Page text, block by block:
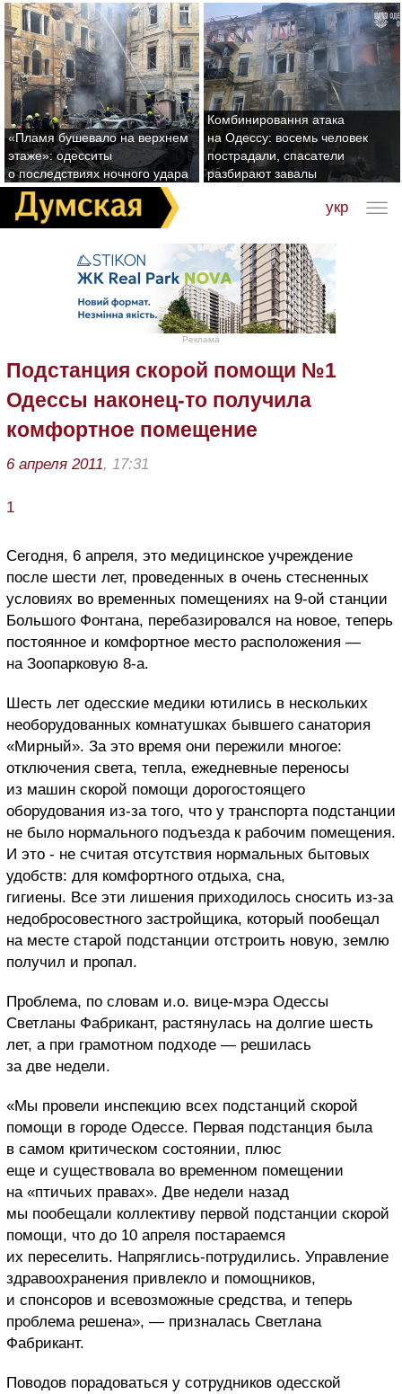
«Пламя бушевало на верхнем
этаже»: одесситы
о последствиях ночного удара
Комбинировання атака
на Одессу: восемь человек
пострадали, спасатели
разбирают завалы
укр
Реклама
Подстанция скорой помощи №1
Одессы наконец-то получила
комфортное помещение
6 апреля 2011, 17:31
1
Сегодня, 6 апреля, это медицинское учреждение
после шести лет, проведенных в очень стесненных
условиях во временных помещениях на 9-ой станции
Большого Фонтана, перебазировался на новое, теперь
постоянное и комфортное место расположения —
на Зоопарковую 8-а.
Шесть лет одесские медики ютились в нескольких
необорудованных комнатушках бывшего санатория
«Мирный». За это время они пережили многое:
отключения света, тепла, ежедневные переносы
из машин скорой помощи дорогостоящего
оборудования из-за того, что у транспорта подстанции
не было нормального подъезда к рабочим помещения.
И это - не считая отсутствия нормальных бытовых
удобств: для комфортного отдыха, сна,
гигиены. Все эти лишения приходилось сносить из-за
недобросовестного застройщика, который пообещал
на месте старой подстанции отстроить новую, землю
получил и пропал.
Проблема, по словам и.о. вице-мэра Одессы
Светланы Фабрикант, растянулась на долгие шесть
лет, а при грамотном подходе — решилась
за две недели.
«Мы провели инспекцию всех подстанций скорой
помощи в городе Одессе. Первая подстанция была
в самом критическом состоянии, плюс
еще и существовала во временном помещении
на «птичьих правах». Две недели назад
мы пообещали коллективу первой подстанции скорой
помощи, что до 10 апреля постараемся
их переселить. Напряглись-потрудились. Управление
здравоохранения привлекло и помощников,
и спонсоров и всевозможные средства, и теперь
проблема решена», — призналась Светлана
Фабрикант.
Поводов порадоваться у сотрудников одесской